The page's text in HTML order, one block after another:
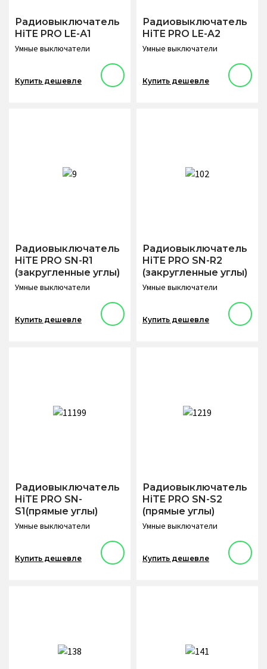
Радиовыключатель
HiTE PRO LE-А1
Умные выключатели
Купить дешевле
Радиовыключатель
HiTE PRO LE-A2
Умные выключатели
Купить дешевле
Радиовыключатель
HiTE PRO SN-R1
(закругленные углы)
Умные выключатели
Купить дешевле
Радиовыключатель
HiTE PRO SN-R2
(закругленные углы)
Умные выключатели
Купить дешевле
Радиовыключатель
HiTE PRO SN-
S1(прямые углы)
Умные выключатели
Купить дешевле
Радиовыключатель
HiTE PRO SN-S2
(прямые углы)
Умные выключатели
Купить дешевле